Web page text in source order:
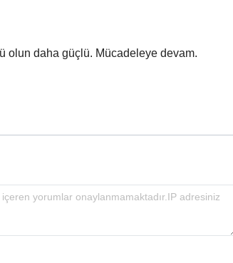
olun daha güçlü. Mücadeleye devam.